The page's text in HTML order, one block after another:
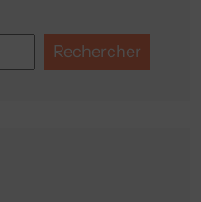
Rechercher